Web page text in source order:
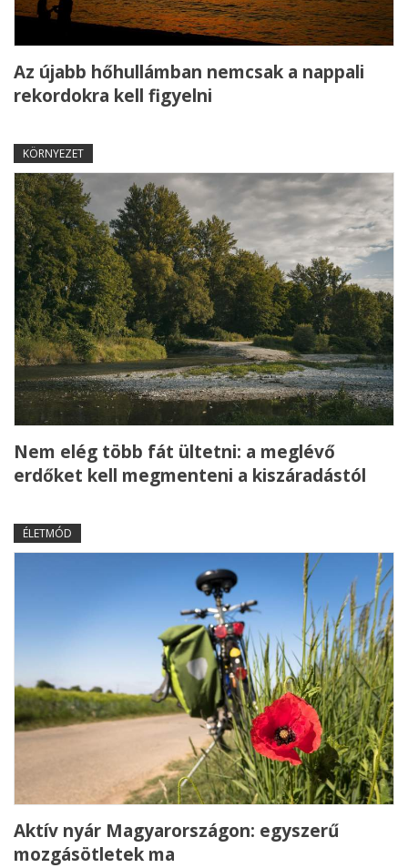
Az újabb hőhullámban nemcsak a nappali
rekordokra kell figyelni
KÖRNYEZET
Nem elég több fát ültetni: a meglévő
erdőket kell megmenteni a kiszáradástól
ÉLETMÓD
Aktív nyár Magyarországon: egyszerű
mozgásötletek ma